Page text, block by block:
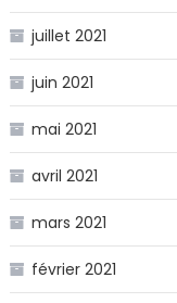
juillet 2021
juin 2021
mai 2021
avril 2021
mars 2021
février 2021